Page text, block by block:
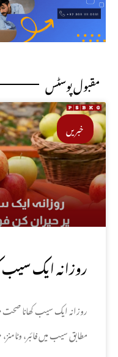
مقبول پوسٹس
خبریں
روزانہ ایک
کن فوائد، ماہرین
روزانہ ایک سیب کھانا صحت
مطابق سیب میں فائبر،